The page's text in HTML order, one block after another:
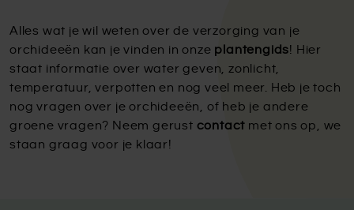
Alles wat je wil weten over de verzorging van je
orchideeën kan je vinden in onze plantengids! Hier
staat informatie over water geven, zonlicht,
temperatuur, verpotten en nog veel meer. Heb je toch
nog vragen over je orchideeën, of heb je andere
groene vragen? Neem gerust contact met ons op, we
staan graag voor je klaar!